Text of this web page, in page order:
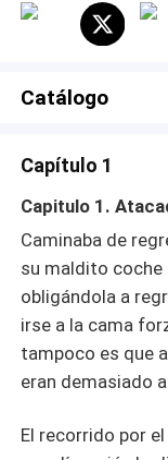
conseguir la firma
hombre es que el
y desde luego la
demostrar. Pero
Catálogo
Capítulo 1
Capitulo 1.
Caminaba de
su maldito coche
obligándola a
irse a la cama
tampoco es que
eran demasiado
El recorrido por